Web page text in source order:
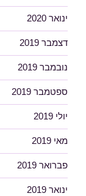
ינואר 2020
דצמבר 2019
נובמבר 2019
ספטמבר 2019
יולי 2019
מאי 2019
פברואר 2019
ינואר 2019